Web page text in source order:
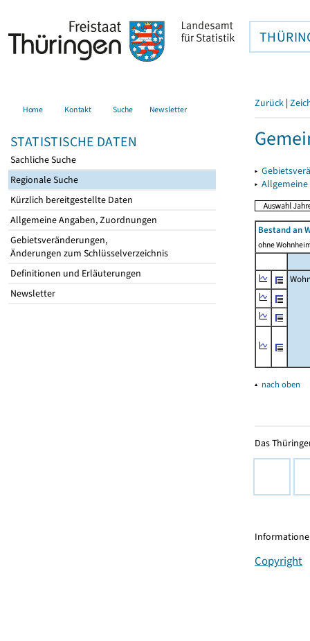
Home Kontakt Suche Newsletter
STATISTISCHE DATEN
Sachliche Suche
Regionale Suche
Kürzlich bereitgestellte Daten
Allgemeine Angaben, Zuordnungen
Gebietsveränderungen,
Änderungen zum Schlüsselverzeichnis
Definitionen und Erläuterungen
Newsletter
Zurück |
▸
▸
Bestand an
ohne
▴ nach oben
Das
Copyright